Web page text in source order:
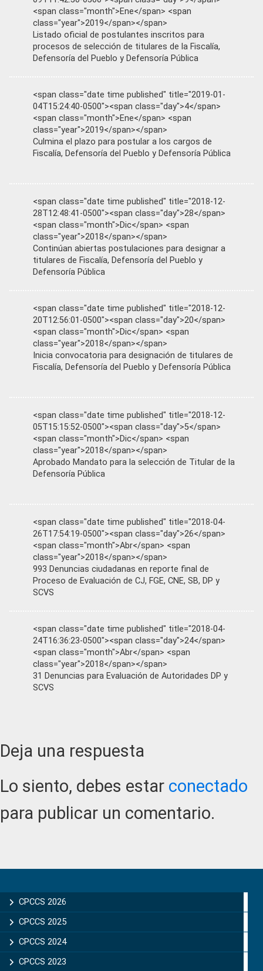
<span class="month">Ene</span> <span
class="year">2019</span></span>
Listado oficial de postulantes inscritos para
procesos de selección de titulares de la Fiscalía,
Defensoría del Pueblo y Defensoría Pública
<span class="date time published" title="2019-01-
04T15:24:40-0500"><span class="day">4</span>
<span class="month">Ene</span> <span
class="year">2019</span></span>
Culmina el plazo para postular a los cargos de
Fiscalía, Defensoría del Pueblo y Defensoría Pública
<span class="date time published" title="2018-12-
28T12:48:41-0500"><span class="day">28</span>
<span class="month">Dic</span> <span
class="year">2018</span></span>
Continúan abiertas postulaciones para designar a
titulares de Fiscalía, Defensoría del Pueblo y
Defensoría Pública
<span class="date time published" title="2018-12-
20T12:56:01-0500"><span class="day">20</span>
<span class="month">Dic</span> <span
class="year">2018</span></span>
Inicia convocatoria para designación de titulares de
Fiscalía, Defensoría del Pueblo y Defensoría Pública
<span class="date time published" title="2018-12-
05T15:15:52-0500"><span class="day">5</span>
<span class="month">Dic</span> <span
class="year">2018</span></span>
Aprobado Mandato para la selección de Titular de la
Defensoría Pública
<span class="date time published" title="2018-04-
26T17:54:19-0500"><span class="day">26</span>
<span class="month">Abr</span> <span
class="year">2018</span></span>
993 Denuncias ciudadanas en reporte final de
Proceso de Evaluación de CJ, FGE, CNE, SB, DP y
SCVS
<span class="date time published" title="2018-04-
24T16:36:23-0500"><span class="day">24</span>
<span class="month">Abr</span> <span
class="year">2018</span></span>
31 Denuncias para Evaluación de Autoridades DP y
SCVS
Reader
Interactions
Deja una respuesta
Lo siento, debes estar conectado
para publicar un comentario.
Sidebar
CPCCS 2026
CPCCS 2025
CPCCS 2024
CPCCS 2023